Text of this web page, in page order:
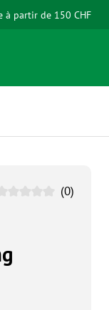
à partir de 150 CHF
0 articles dans
(0)